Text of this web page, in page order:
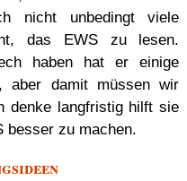
nicht unbedingt viele
das EWS zu lesen.
haben hat er einige
aber damit müssen wir
denke langfristig hilft sie
besser zu machen.